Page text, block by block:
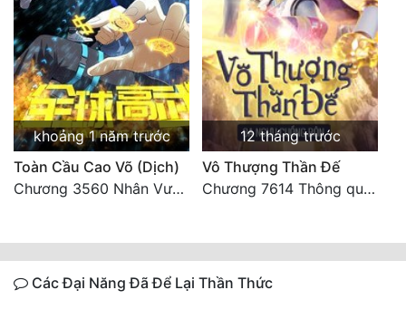
khoảng 1 năm trước
Toàn Cầu Cao Võ (Dịch)
Chương 3560 Nhân Vương trở về - END
12 tháng trước
Vô Thượng Thần Đế
Chương 7614 Thông quan ban thưởng, Ngục Hải Yên Thần Quang
Các Đại Năng Đã Để Lại Thần Thức